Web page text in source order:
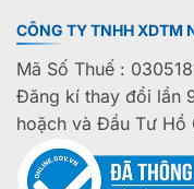
CÔNG TY TNHH XDTM
Mã Số Thuế :
Đăng kí thay đổi lần
hoặch và Đầu Tư Hồ